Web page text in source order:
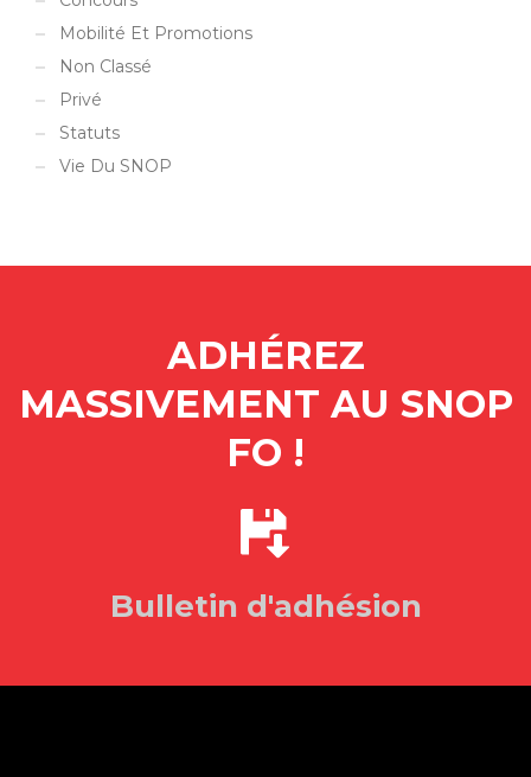
Mobilité Et Promotions
Non Classé
Privé
Statuts
Vie Du SNOP
ADHÉREZ
MASSIVEMENT AU SNOP
FO !
Bulletin d'adhésion